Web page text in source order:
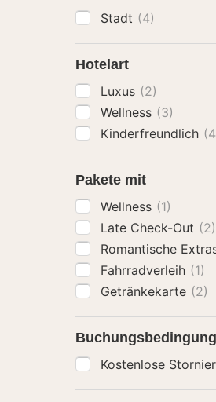
Stadt (4)
Hotelart
Luxus (2)
Wellness (3)
Kinderfreundlich
Pakete mit
Wellness (1)
Late Check-Out (2)
Romantische
Fahrradverleih (1)
Getränkekarte (2)
Kostenlose